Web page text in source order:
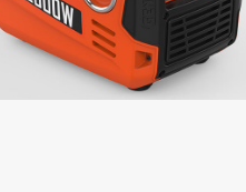
Clique para ampliar